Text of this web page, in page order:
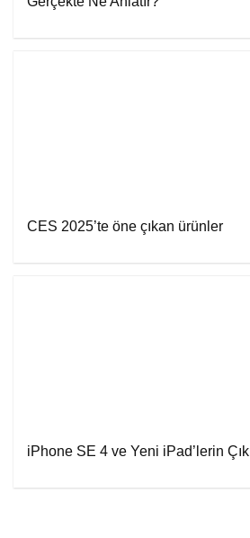
CES 2025’te öne çıkan ürünler
iPhone SE 4 ve Yeni iPad’lerin